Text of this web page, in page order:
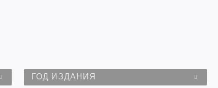
ГОД ИЗДАНИЯ